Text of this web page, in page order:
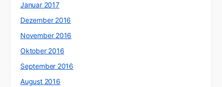
Januar 2017
Dezember 2016
November 2016
Oktober 2016
September 2016
August 2016